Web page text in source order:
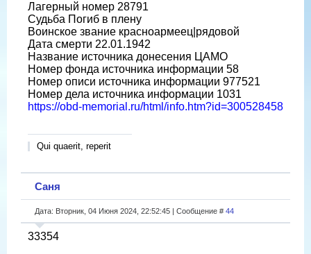
Лагерный номер 28791
Судьба Погиб в плену
Воинское звание красноармеец|рядовой
Дата смерти 22.01.1942
Название источника донесения ЦАМО
Номер фонда источника информации 58
Номер описи источника информации 977521
Номер дела источника информации 1031
https://obd-memorial.ru/html/info.htm?id=300528458
Qui quaerit, reperit
Саня
Дата: Вторник, 04 Июня 2024, 22:52:45 | Сообщение # 44
33354